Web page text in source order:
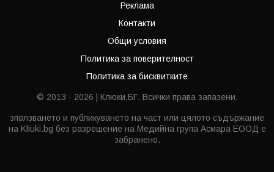
Реклама
Контакти
Общи условия
Политика за поверителност
Политика за бисквитките
© 2013 - 2026 | Клюки.БГ. Всички права запазени.
зползването и публикуването на част или цялото съдържание
на Kliuki.bg без разрешение на Медийна група Асмара ЕООД е
забранено.